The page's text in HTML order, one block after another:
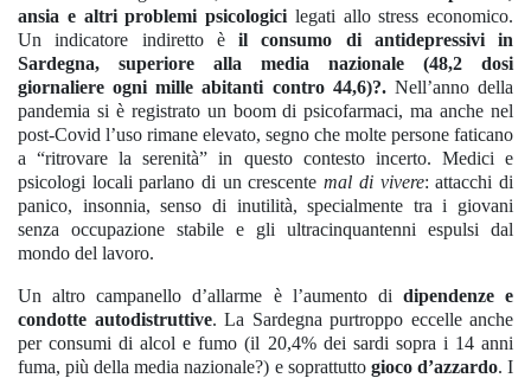
ansia e altri problemi psicologici legati allo stress economico.
Un indicatore indiretto è il consumo di antidepressivi in
Sardegna, superiore alla media nazionale (48,2 dosi
giornaliere ogni mille abitanti contro 44,6)?.Nell’anno della
pandemia si è registrato un boom di psicofarmaci, ma anche nel
post-Covid l’uso rimane elevato, segno che molte persone faticano
a “ritrovare la serenità” in questo contesto incerto. Medici e
psicologi locali parlano di un crescentemal di vivere: attacchi di
panico, insonnia, senso di inutilità, specialmente tra i giovani
senza occupazione stabile e gli ultracinquantenni espulsi dal
mondo del lavoro.
Un altro campanello d’allarme è l’aumento di dipendenze e
condotte autodistruttive. La Sardegna purtroppo eccelle anche
per consumi di alcol e fumo (il 20,4% dei sardi sopra i 14 anni
fuma, più della media nazionale?) e soprattutto gioco d’azzardo. I